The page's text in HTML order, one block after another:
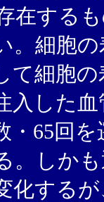
在する
。細胞
て細胞
入した
・65回
。しか
化する